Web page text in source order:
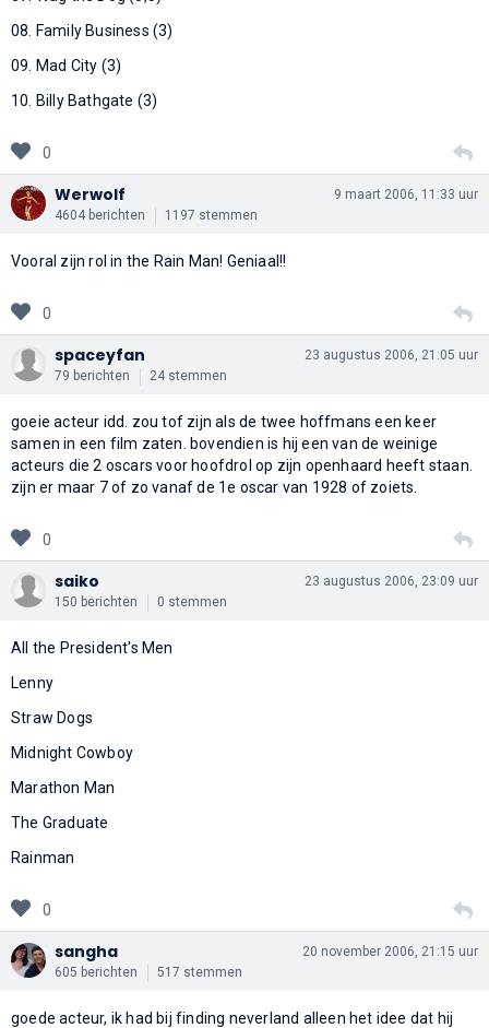
08. Family Business (3)
09. Mad City (3)
10. Billy Bathgate (3)
0
Werwolf
4604 berichten 1197 stemmen
9 maart 2006, 11:33 uur
Vooral zijn rol in the Rain Man! Geniaal!!
0
spaceyfan
79 berichten 24 stemmen
23 augustus 2006, 21:05 uur
goeie acteur idd. zou tof zijn als de twee hoffmans een keer
samen in een film zaten. bovendien is hij een van de weinige
acteurs die 2 oscars voor hoofdrol op zijn openhaard heeft staan.
zijn er maar 7 of zo vanaf de 1e oscar van 1928 of zoiets.
0
saiko
150 berichten 0 stemmen
23 augustus 2006, 23:09 uur
All the President's Men
Lenny
Straw Dogs
Midnight Cowboy
Marathon Man
The Graduate
Rainman
0
sangha
605 berichten 517 stemmen
20 november 2006, 21:15 uur
goede acteur, ik had bij finding neverland alleen het idee dat hij